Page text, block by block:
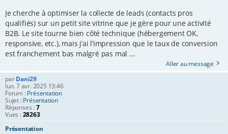
Je cherche à optimiser la collecte de leads (contacts pros
qualifiés) sur un petit site vitrine que je gère pour une activité
B2B. Le site tourne bien côté technique (hébergement OK,
responsive, etc.), mais j’ai l’impression que le taux de conversion
est franchement bas malgré pas mal ...
Aller au message
parDani29
lun. 7 avr. 2025 13:46
Forum :Présentation
Sujet :Présentation
Réponses :7
Vues :28263
Présentation